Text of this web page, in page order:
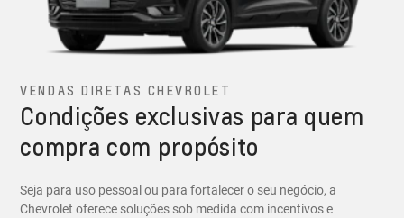
VENDAS DIRETAS CHEVROLET
Condições exclusivas para quem
compra com propósito
Seja para uso pessoal ou para fortalecer o seu negócio, a
Chevrolet oferece soluções sob medida com incentivos e